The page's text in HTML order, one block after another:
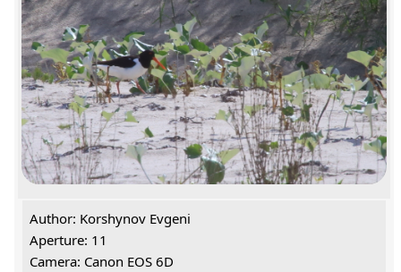
Author: Korshynov Evgeni
Aperture: 11
Camera: Canon EOS 6D